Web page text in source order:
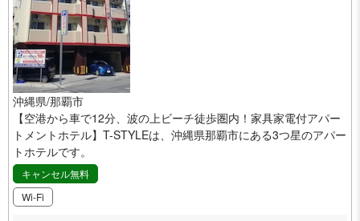
沖縄県/那覇市
【空港から車で12分、波の上ビーチ徒歩圏内！家具家電付アパー
トメントホテル】T-STYLEは、沖縄県那覇市にある3つ星のアパー
トホテルです。
キャンセル無料
Wi-Fi